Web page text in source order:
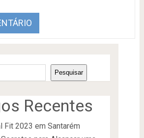
Pesquisar
Recentes
Fit 2023 em Santarém